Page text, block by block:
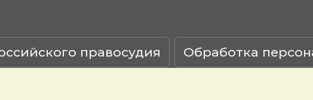
правосудия Обработка